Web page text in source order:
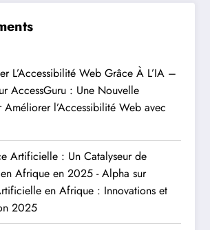
L’Accessibilité Web Grâce À L’IA –
AccessGuru : Une Nouvelle
l’Accessibilité Web avec
Artificielle : Un Catalyseur de
Afrique en 2025 - Alpha sur
en Afrique : Innovations et
2025